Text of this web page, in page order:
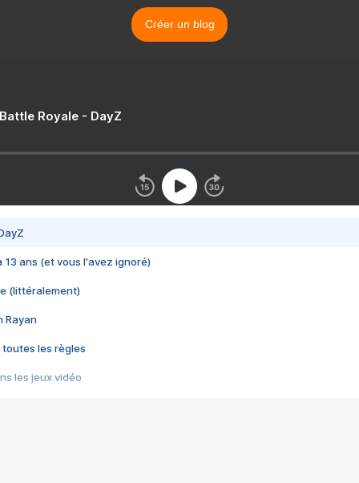
Créer un blog
Royale - DayZ
13 ans (et vous l'avez ignoré)
(littéralement)
Rayan
toutes les règles
les jeux vidéo